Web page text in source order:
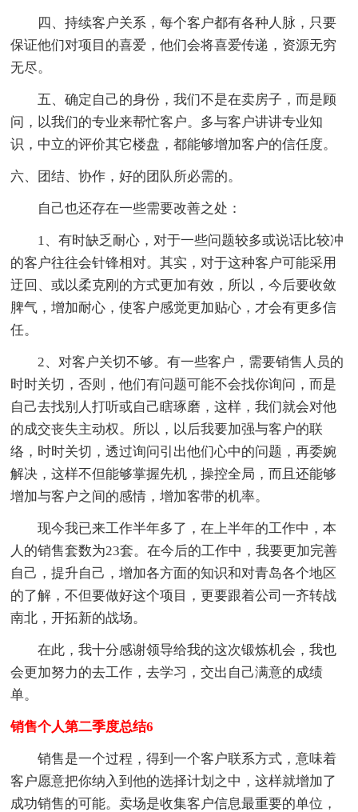
四、持续客户关系，每个客户都有各种人脉，只要
保证他们对项目的喜爱，他们会将喜爱传递，资源无穷
无尽。
五、确定自己的身份，我们不是在卖房子，而是顾
问，以我们的专业来帮忙客户。多与客户讲讲专业知
识，中立的评价其它楼盘，都能够增加客户的信任度。
六、团结、协作，好的团队所必需的。
自己也还存在一些需要改善之处：
1、有时缺乏耐心，对于一些问题较多或说话比较冲
的客户往往会针锋相对。其实，对于这种客户可能采用
迂回、或以柔克刚的方式更加有效，所以，今后要收敛
脾气，增加耐心，使客户感觉更加贴心，才会有更多信
任。
2、对客户关切不够。有一些客户，需要销售人员的
时时关切，否则，他们有问题可能不会找你询问，而是
自己去找别人打听或自己瞎琢磨，这样，我们就会对他
的成交丧失主动权。所以，以后我要加强与客户的联
络，时时关切，透过询问引出他们心中的问题，再委婉
解决，这样不但能够掌握先机，操控全局，而且还能够
增加与客户之间的感情，增加客带的机率。
现今我已来工作半年多了，在上半年的工作中，本
人的销售套数为23套。在今后的工作中，我要更加完善
自己，提升自己，增加各方面的知识和对青岛各个地区
的了解，不但要做好这个项目，更要跟着公司一齐转战
南北，开拓新的战场。
在此，我十分感谢领导给我的这次锻炼机会，我也
会更加努力的去工作，去学习，交出自己满意的成绩
单。
销售个人第二季度总结6
销售是一个过程，得到一个客户联系方式，意味着
客户愿意把你纳入到他的选择计划之中，这样就增加了
成功销售的可能。卖场是收集客户信息最重要的单位，